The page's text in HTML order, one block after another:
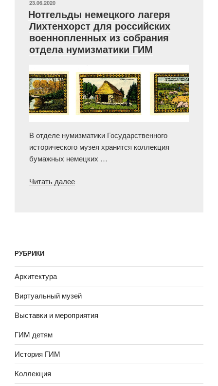
ОПУБЛИКОВАНО
23.06.2020
Нотгельды немецкого лагеря
Лихтенхорст для российских
военнопленных из собрания
отдела нумизматики ГИМ
В отделе нумизматики Государственного
исторического музея хранится коллекция
бумажных немецких …
Читать далее«Нотгельды
отдела
нумизматики
ГИМ»
РУБРИКИ
Архитектура
Виртуальный музей
Выставки и мероприятия
ГИМ детям
История ГИМ
Коллекция